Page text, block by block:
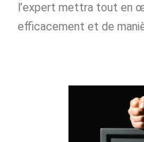
l’expert mettra tout en
efficacement et de